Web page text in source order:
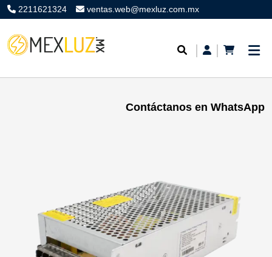
2211621324 ventas.web@mexluz.com.mx
Contáctanos en WhatsApp